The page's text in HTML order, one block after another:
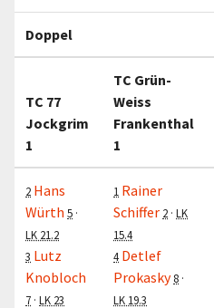
Doppel
TC 77
Jockgrim
1
TC Grün-
Weiss
Frankenthal
1
2 Hans
Würth 5 ·
LK 21.2
3 Lutz
Knobloch
7 · LK 23
1 Rainer
Schiffer 2 · LK
15.4
4 Detlef
Prokasky 8 ·
LK 19.3